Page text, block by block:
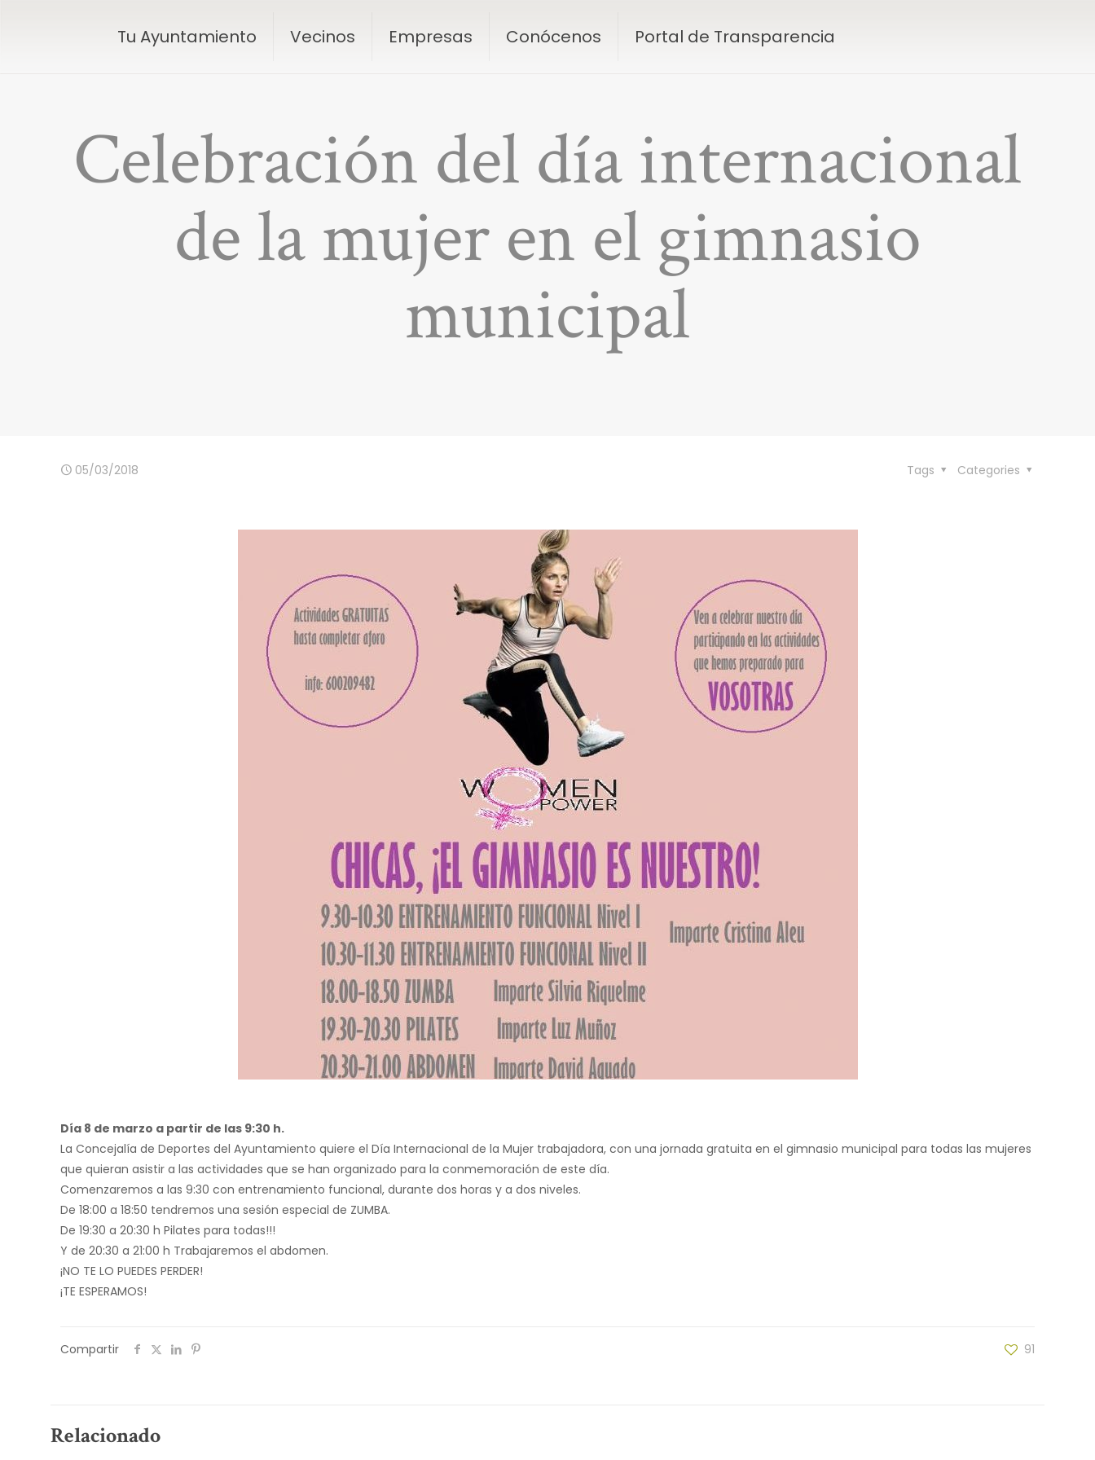
Tu Ayuntamiento Vecinos Empresas Conócenos Portal de Transparencia
Celebración del día internacional
de la mujer en el gimnasio
municipal
05/03/2018 Categories
Tags
Día 8 de marzo a partir de las 9:30 h.
La Concejalía de Deportes del Ayuntamiento quiere el Día Internacional de la Mujer trabajadora, con una jornada gratuita en el gimnasio municipal para todas las mujeres
que quieran asistir a las actividades que se han organizado para la conmemoración de este día.
Comenzaremos a las 9:30 con entrenamiento funcional, durante dos horas y a dos niveles.
De 18:00 a 18:50 tendremos una sesión especial de ZUMBA.
De 19:30 a 20:30 h Pilates para todas!!!
Y de 20:30 a 21:00 h Trabajaremos el abdomen.
¡NO TE LO PUEDES PERDER!
¡TE ESPERAMOS!
Compartir 91
Relacionado